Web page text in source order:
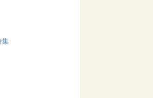
集